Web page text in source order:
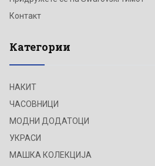
Контакт
Категории
НАКИТ
ЧАСОВНИЦИ
МОДНИ ДОДАТОЦИ
УКРАСИ
МАШКА КОЛЕКЦИЈА